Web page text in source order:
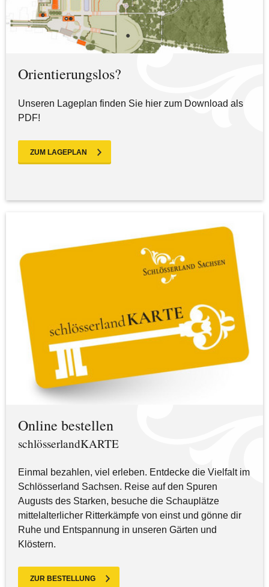
Orientierungslos?
Unseren Lageplan finden Sie hier zum Download als
PDF!
ZUM LAGEPLAN
Online bestellen
schlösserlandKARTE
Einmal bezahlen, viel erleben. Entdecke die Vielfalt im
Schlösserland Sachsen. Reise auf den Spuren
Augusts des Starken, besuche die Schauplätze
mittelalterlicher Ritterkämpfe von einst und gönne dir
Ruhe und Entspannung in unseren Gärten und
Klöstern.
ZUR BESTELLUNG